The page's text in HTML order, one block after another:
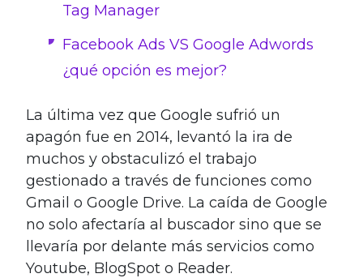
Tag Manager
Facebook Ads VS Google Adwords
¿qué opción es mejor?
La última vez que Google sufrió un
apagón fue en 2014, levantó la ira de
muchos y obstaculizó el trabajo
gestionado a través de funciones como
Gmail o Google Drive. La caída de Google
no solo afectaría al buscador sino que se
llevaría por delante más servicios como
Youtube, BlogSpot o Reader.